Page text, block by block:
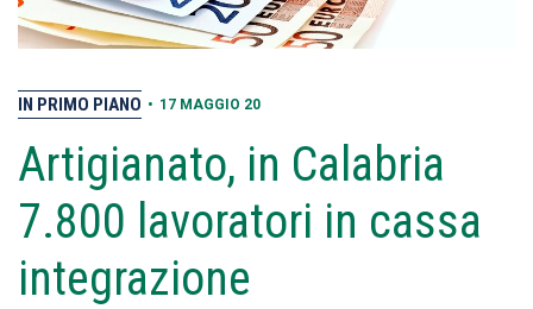
IN PRIMO PIANO • 17 MAGGIO 20
Artigianato, in Calabria
7.800 lavoratori in cassa
integrazione